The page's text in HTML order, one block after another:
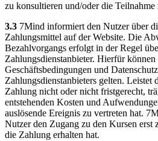
zu konsultieren und/oder die Teilnahme
3.3 7Mind informiert den Nutzer über
Zahlungsmittel auf der Website. Die
Bezahlvorgangs erfolgt in der Regel
Zahlungsdienstanbieter. Hierfür können
Geschäftsbedingungen und
Zahlungsdienstanbieters gelten. Leistet
Zahlung nicht oder nicht fristgerecht,
entstehenden Kosten und
auslösende Ereignis zu vertreten hat.
Nutzer den Zugang zu den Kursen erst
die Zahlung erhalten hat.